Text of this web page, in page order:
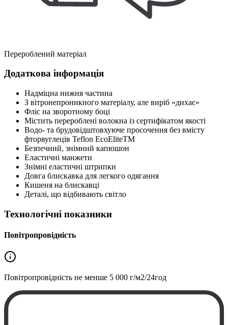
Перероблений матеріал
Додаткова інформація
Надміцна нижня частина
З вітронепроникного матеріалу, але виріб «дихає»
Фліс на зворотному боці
Містить перероблені волокна із сертифікатом якості
Водо- та брудовідштовхуюче просочення без вмісту
фторвуглеців Teflon EcoEliteTM
Безпечний, знімний капюшон
Еластичні манжети
Знімні еластичні штрипки
Довга блискавка для легкого одягання
Кишеня на блискавці
Деталі, що відбивають світло
Технологічні показники
Повітропровідність
Повітропровідність не менше 5 000 г/м2/24год